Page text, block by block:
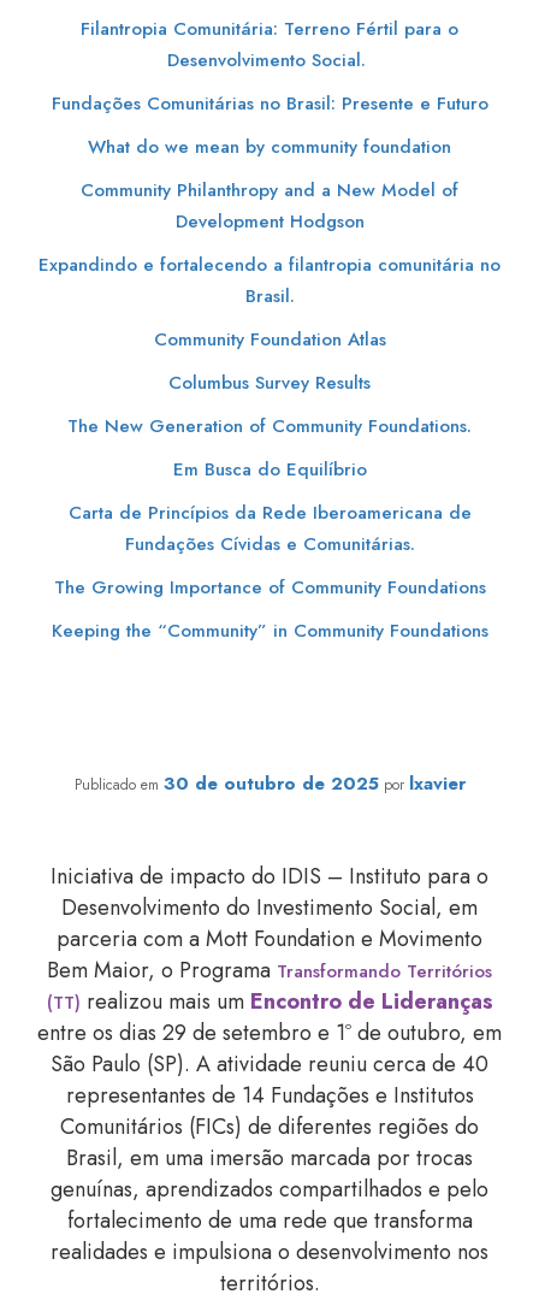
Filantropia Comunitária: Terreno Fértil para o
Desenvolvimento Social.
Fundações Comunitárias no Brasil: Presente e Futuro
What do we mean by community foundation
Community Philanthropy and a New Model of
Development Hodgson
Expandindo e fortalecendo a filantropia comunitária no
Brasil.
Community Foundation Atlas
Columbus Survey Results
The New Generation of Community Foundations.
Em Busca do Equilíbrio
Carta de Princípios da Rede Iberoamericana de
Fundações Cívidas e Comunitárias.
The Growing Importance of Community Foundations
Keeping the “Community” in Community Foundations
Publicado em 30 de outubro de 2025 por lxavier
Iniciativa de impacto do IDIS – Instituto para o
Desenvolvimento do Investimento Social, em
parceria com a Mott Foundation e Movimento
Bem Maior, o Programa Transformando Territórios
(TT) realizou mais um Encontro de Lideranças
entre os dias 29 de setembro e 1º de outubro, em
São Paulo (SP). A atividade reuniu cerca de 40
representantes de 14 Fundações e Institutos
Comunitários (FICs) de diferentes regiões do
Brasil, em uma imersão marcada por trocas
genuínas, aprendizados compartilhados e pelo
fortalecimento de uma rede que transforma
realidades e impulsiona o desenvolvimento nos
territórios.